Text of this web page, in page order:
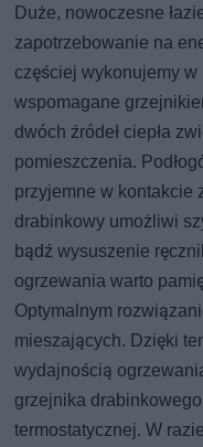
Duże, nowoczesne
zapotrzebowanie na
częściej wykonujemy
wspomagane
dwóch źródeł ciepła
pomieszczenia.
przyjemne w kontakcie
drabinkowy umożliwi
bądź wysuszenie
ogrzewania warto
Optymalnym
mieszających. Dzięki
wydajnością
grzejnika
termostatycznej. W